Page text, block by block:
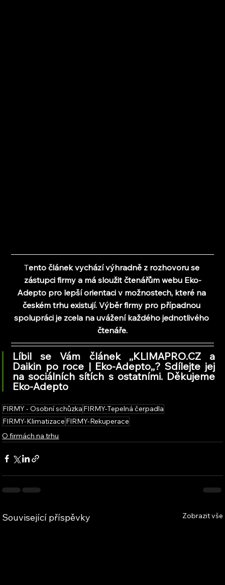
Tento článek vychází výhradně z rozhovoru se
zástupci firmy a má sloužit čtenářům webu Eko-
Adepto pro lepší orientaci v možnostech, které na
českém trhu existují. Výběr firmy pro případnou
spolupráci je zcela na uvážení každého jednotlivého
čtenáře.
Líbil se Vám článek ,,KLIMAPRO.CZ a
Daikin po roce | Eko-Adepto,,? Sdílejte jej
na sociálních sítích s ostatními. Děkujeme
Eko-Adepto
FIRMY - Osobní schůzka FIRMY-Tepelná čerpadla
FIRMY-Klimatizace FIRMY-Rekuperace
O firmách na trhu
Související příspěvky Zobrazit vše